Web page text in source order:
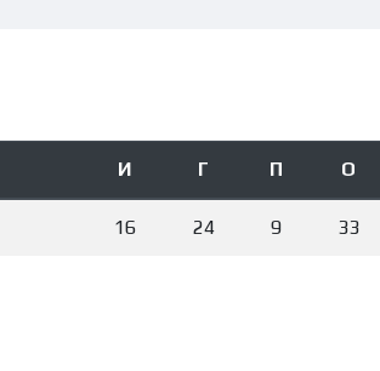
И Г П О
16 24 9 33